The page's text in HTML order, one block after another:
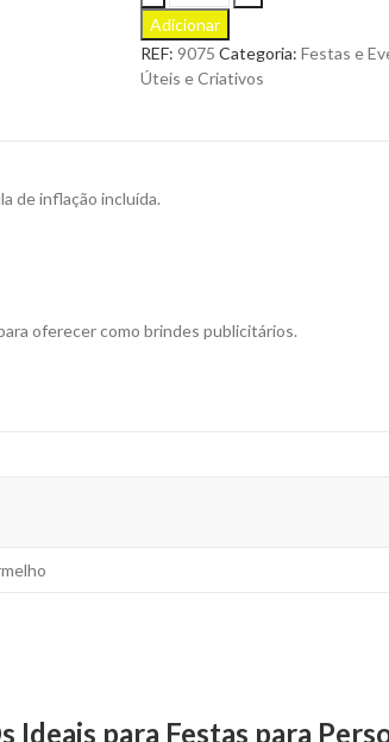
Stick
em
Material
Colorido
Adicionar
REF: 9075 Categoria: Festas e
Úteis e Criativos
de inflação incluída.
oferecer como brindes publicitários.
Ideais para Festas para